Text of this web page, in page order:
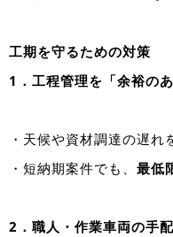
工期を守るための対策
1．工程管理を「余裕の
・天候や資材調達の遅
・短納期案件でも、 最低
2．職人・作業車両の手